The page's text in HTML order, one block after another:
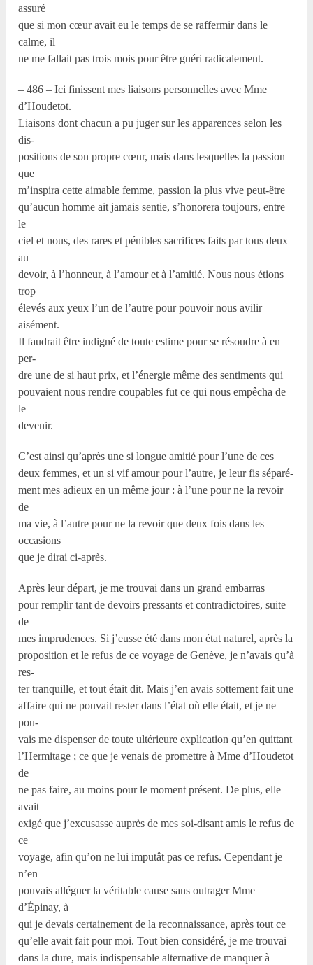
assuré
que si mon cœur avait eu le temps de se raffermir dans le
calme, il
ne me fallait pas trois mois pour être guéri radicalement.
– 486 – Ici finissent mes liaisons personnelles avec Mme
d’Houdetot.
Liaisons dont chacun a pu juger sur les apparences selon les
dis-
positions de son propre cœur, mais dans lesquelles la passion
que
m’inspira cette aimable femme, passion la plus vive peut-être
qu’aucun homme ait jamais sentie, s’honorera toujours, entre
le
ciel et nous, des rares et pénibles sacrifices faits par tous deux
au
devoir, à l’honneur, à l’amour et à l’amitié. Nous nous étions
trop
élevés aux yeux l’un de l’autre pour pouvoir nous avilir
aisément.
Il faudrait être indigné de toute estime pour se résoudre à en
per-
dre une de si haut prix, et l’énergie même des sentiments qui
pouvaient nous rendre coupables fut ce qui nous empêcha de
le
devenir.
C’est ainsi qu’après une si longue amitié pour l’une de ces
deux femmes, et un si vif amour pour l’autre, je leur fis séparé-
ment mes adieux en un même jour : à l’une pour ne la revoir
de
ma vie, à l’autre pour ne la revoir que deux fois dans les
occasions
que je dirai ci-après.
Après leur départ, je me trouvai dans un grand embarras
pour remplir tant de devoirs pressants et contradictoires, suite
de
mes imprudences. Si j’eusse été dans mon état naturel, après la
proposition et le refus de ce voyage de Genève, je n’avais qu’à
res-
ter tranquille, et tout était dit. Mais j’en avais sottement fait une
affaire qui ne pouvait rester dans l’état où elle était, et je ne
pou-
vais me dispenser de toute ultérieure explication qu’en quittant
l’Hermitage ; ce que je venais de promettre à Mme d’Houdetot
de
ne pas faire, au moins pour le moment présent. De plus, elle
avait
exigé que j’excusasse auprès de mes soi-disant amis le refus de
ce
voyage, afin qu’on ne lui imputât pas ce refus. Cependant je
n’en
pouvais alléguer la véritable cause sans outrager Mme
d’Épinay, à
qui je devais certainement de la reconnaissance, après tout ce
qu’elle avait fait pour moi. Tout bien considéré, je me trouvai
dans la dure, mais indispensable alternative de manquer à